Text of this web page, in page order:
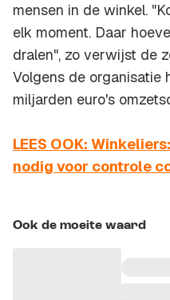
mensen in de winkel.
elk moment. Daar
dralen", zo verwijst de
Volgens de organisatie
miljarden euro's
LEES OOK:
nodig voor controle
Ook de moeite waard